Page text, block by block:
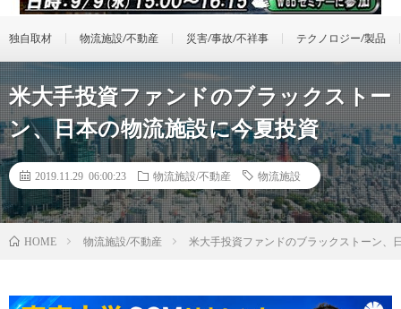
独自取材 物流施設/不動産 災害/事故/不祥事 テクノロジー/製品
米大手投資ファンドのブラックストー
ン、日本の物流施設に今夏投資
2019.11.29 06:00:23 物流施設/不動産 物流施設
HOME 物流施設/不動産 米大手投資ファンドのブラックストーン、